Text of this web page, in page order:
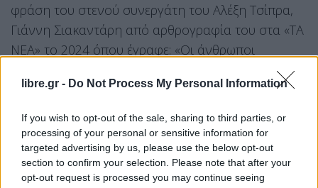
libre.gr - Do Not Process My Personal Information
If you wish to opt-out of the sale, sharing to third parties, or
processing of your personal or sensitive information for
targeted advertising by us, please use the below opt-out
section to confirm your selection. Please note that after your
opt-out request is processed you may continue seeing
φράση του στενού συνεργάτη του Αλέξη Τσίπρα,
Γιάννη Σιακαντάρη από αρθρογραφία του στα «ΤΑ
ΝΕΑ» το 2024 όπου έγραφε: «Οι άνθρωποι
αλλάζουν, αλλά η ιστορία τους τούς ακολουθεί.
Αυτή δεν αλλάζει»
Αναλυτικά η ανακοίνωση του
ΠΑΣΟΚ για το νέο κόμμα Τσίπρα
Τα αποκαλυπτήρια του ιδιωτικού κόμματος